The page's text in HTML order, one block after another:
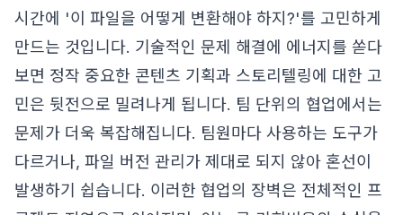
시간에 '이 파일을 어떻게 변환해야 하지?'를 고민하게
만드는 것입니다. 기술적인 문제 해결에 에너지를 쏟다
보면 정작 중요한 콘텐츠 기획과 스토리텔링에 대한 고
민은 뒷전으로 밀려나게 됩니다. 팀 단위의 협업에서는
문제가 더욱 복잡해집니다. 팀원마다 사용하는 도구가
다르거나, 파일 버전 관리가 제대로 되지 않아 혼선이
발생하기 쉽습니다. 이러한 협업의 장벽은 전체적인 프